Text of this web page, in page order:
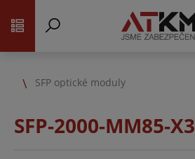
SFP optické moduly
SFP-2000-MM85-X3